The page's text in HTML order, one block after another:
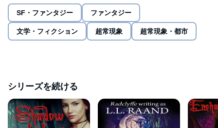
alliances shift and long-held beliefs are challenged.
©2014 L.L. Raand (P)2014 Audible Inc.
SF・ファンタジー ファンタジー
文学・フィクション 超常現象 超常現象・都市
シリーズを続ける